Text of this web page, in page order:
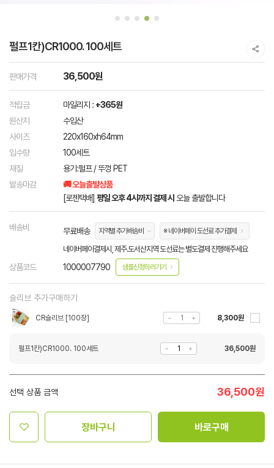
펄프1칸)CR1000. 100세트
판매가격 36,500원
적립금 마일리지 : +365원
원산지
수입산
사이즈
220x160xh64mm
입수량
100세트
재질
용기:펄프 / 뚜껑 PET
발송마감
🚚 오늘출발상품
[로젠택배] 평일 오후 4시까지 결제 시 오늘 출발합니다
배송비 무료배송 지역별 추가배송비 ※ 네이버페이 도선료 추가결제
네이버페이결제시, 제주.도서산지역 도선료는 별도결제 진행해주세요
상품코드 1000007790 샘플신청하러가기
슬리브 추가구매하기
CR슬리브 [100장] 8,300원
펄프1칸)CR1000. 100세트 36,500원
선택 상품 금액 36,500원
장바구니 바로구매